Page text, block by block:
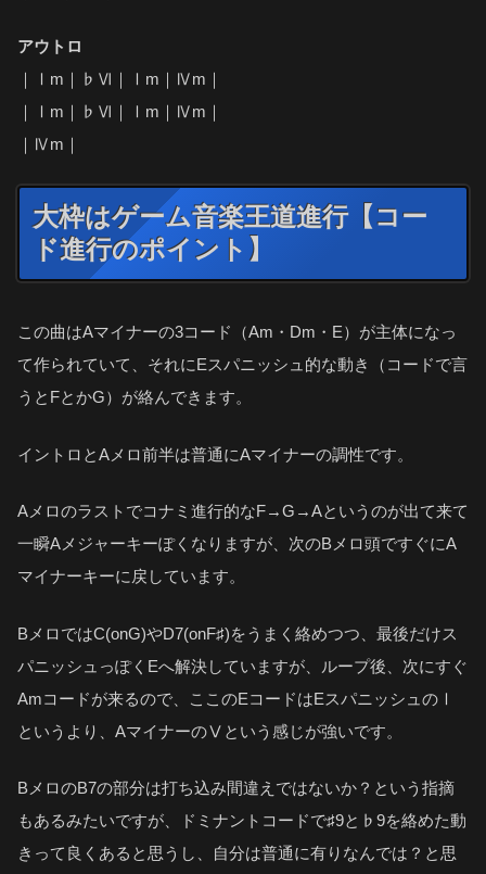
アウトロ
｜Ⅰm｜♭Ⅵ｜Ⅰm｜Ⅳm｜
｜Ⅰm｜♭Ⅵ｜Ⅰm｜Ⅳm｜
｜Ⅳm｜
大枠はゲーム音楽王道進行【コー
ド進行のポイント】
この曲はAマイナーの3コード（Am・Dm・E）が主体になっ
て作られていて、それにEスパニッシュ的な動き（コードで言
うとFとかG）が絡んできます。
イントロとAメロ前半は普通にAマイナーの調性です。
Aメロのラストでコナミ進行的なF→G→Aというのが出て来て
一瞬Aメジャーキーぽくなりますが、次のBメロ頭ですぐにA
マイナーキーに戻しています。
BメロではC(onG)やD7(onF♯)をうまく絡めつつ、最後だけス
パニッシュっぽくEへ解決していますが、ループ後、次にすぐ
Amコードが来るので、ここのEコードはEスパニッシュのⅠ
というより、AマイナーのⅤという感じが強いです。
BメロのB7の部分は打ち込み間違えではないか？という指摘
もあるみたいですが、ドミナントコードで♯9と♭9を絡めた動
きって良くあると思うし、自分は普通に有りなんでは？と思